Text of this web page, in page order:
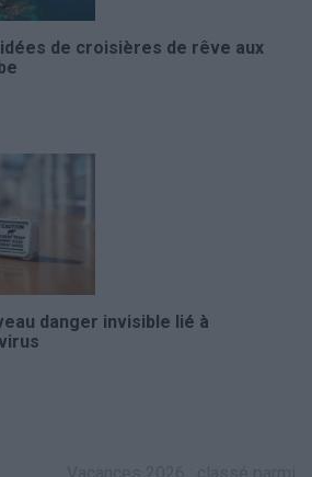
de croisières de rêve aux
danger invisible lié à